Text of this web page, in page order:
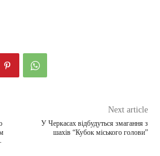
Next article
У Черкасах відбудуться змагання з
шахів “Кубок міського голови”